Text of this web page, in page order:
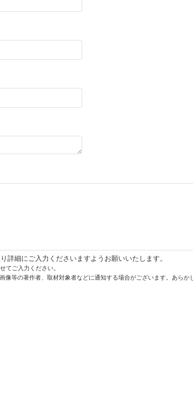
詳細にご入力くださいますようお願いいたします。
てご入力ください。
等の著作者、取材対象者などに通知する場合がございます。あらか